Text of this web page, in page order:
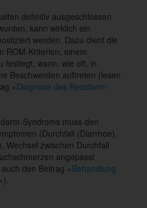
definitiv ausgeschlossen
kann wirklich ein
werden. Dazu dient die
ROM-Kriterien, einem
festlegt, wann, wie oft, in
Beschwerden auftreten (lesen
»Diagnose des Reizdarm-
Syndroms muss den
(Durchfall (Diarrhoe),
Wechsel zwischen Durchfall
angepasst
den Beitrag »Behandlung
«).